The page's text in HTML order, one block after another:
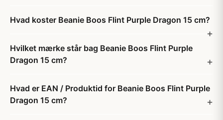
Hvad koster Beanie Boos Flint Purple Dragon 15 cm?
Hvilket mærke står bag Beanie Boos Flint Purple
Dragon 15 cm?
Hvad er EAN / Produktid for Beanie Boos Flint Purple
Dragon 15 cm?